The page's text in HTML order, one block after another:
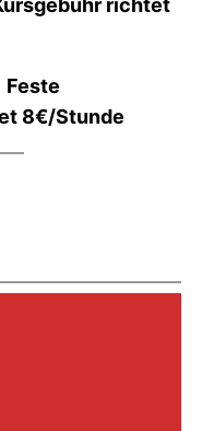
richtet
Feste
8€/Stunde